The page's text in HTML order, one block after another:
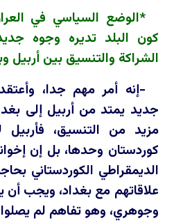
*الوضع السياسي في
كون البلد تديره وجوه
الشراكة والتنسيق بين أربيل
-إنه أمر مهم جدا،
جديد يمتد من أربيل إلى
مزيد من التنسيق، فأربيل
كوردستان وحدها، بل إن
الديمقراطي الكوردستاني
علاقاتهم مع بغداد، ويجب
وجوهري، وهو تفاهم لم يصلوا